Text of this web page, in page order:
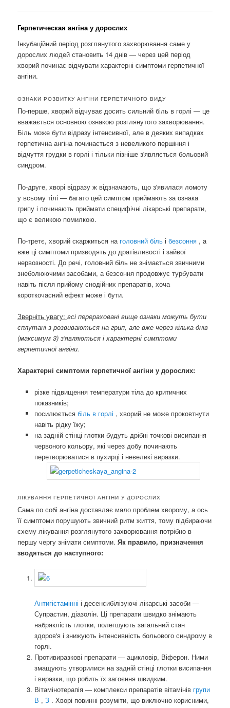
Герпетическая ангіна у дорослих
Інкубаційний період розглянутого захворювання саме у
дорослих людей становить 14 днів — через цей період
хворий починає відчувати характерні симптоми герпетичної
ангіни.
ОЗНАКИ РОЗВИТКУ АНГІНИ ГЕРПЕТИЧНОГО ВИДУ
По-перше, хворий відчуває досить сильний біль в горлі — це
вважається основною ознакою розглянутого захворювання.
Біль може бути відразу інтенсивної, але в деяких випадках
герпетична ангіна починається з невеликого першіння і
відчуття грудки в горлі і тільки пізніше з'являється больовий
синдром.
По-друге, хворі відразу ж відзначають, що з'явилася ломоту
у всьому тілі — багато цей симптом приймають за ознака
грипу і починають приймати специфічні лікарські препарати,
що є великою помилкою.
По-третє, хворий скаржиться на головний більібезсоння , а
вже ці симптоми призводять до дратівливості і зайвої
нервозності. До речі, головний біль не знімається звичними
знеболюючими засобами, а безсоння продовжує турбувати
навіть після прийому снодійних препаратів, хоча
короткочасний ефект може і бути.
Зверніть увагу:всі перераховані вище ознаки можуть бути
сплутані з розвиваються на грип, але вже через кілька днів
(максимум 3) з'являються і характерні симптоми
герпетичної ангіни.
Характерні симптоми герпетичної ангіни у дорослих:
різке підвищення температури тіла до критичних
показників;
посилюється біль в горлі , хворий не може проковтнути
навіть рідку їжу;
на задній стінці глотки будуть дрібні точкові висипання
червоного кольору, які через добу починають
перетворюватися в пухирці і невеликі виразки.
ЛІКУВАННЯ ГЕРПЕТИЧНОЇ АНГІНИ У ДОРОСЛИХ
Сама по собі ангіна доставляє мало проблем хворому, а ось
її симптоми порушують звичний ритм життя, тому підбираючи
схему лікування розглянутого захворювання потрібно в
першу чергу знімати симптоми.Як правило, призначення
зводяться до наступного:
Антигістамінні і десенсибілізуючі лікарські засоби —
Супрастин, діазолін. Ці препарати швидко знімають
набряклість глотки, полегшують загальний стан
здоров'я і знижують інтенсивність больового синдрому в
горлі.
Противиразкові препарати — ацикловір, Віферон. Ними
змащують утворилися на задній стінці глотки висипання
і виразки, що робить їх загоєння швидким.
Вітамінотерапія — комплекси препаратів вітамінів групи
В , З . Хворі повинні розуміти, що виключно корисними,